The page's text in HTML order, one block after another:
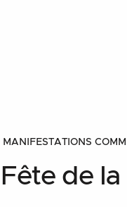
MANIFESTATIONS
Fête de